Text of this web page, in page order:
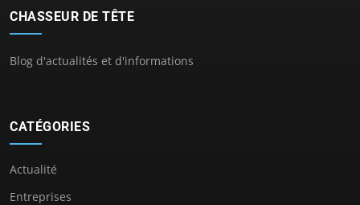
CHASSEUR DE TÊTE
Blog d'actualités et d'informations
CATÉGORIES
Actualité
Entreprises